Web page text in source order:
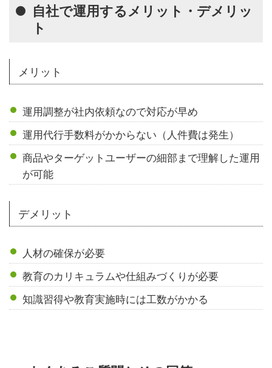
自社で運用するメリット・デメリッ
ト
メリット
運用調整が社内依頼なので対応が早め
運用代行手数料がかからない（人件費は発生）
商品やターゲットユーザーの細部まで理解した運用
が可能
デメリット
人材の確保が必要
教育のカリキュラムや仕組みづくりが必要
知識習得や教育実施時には工数がかかる